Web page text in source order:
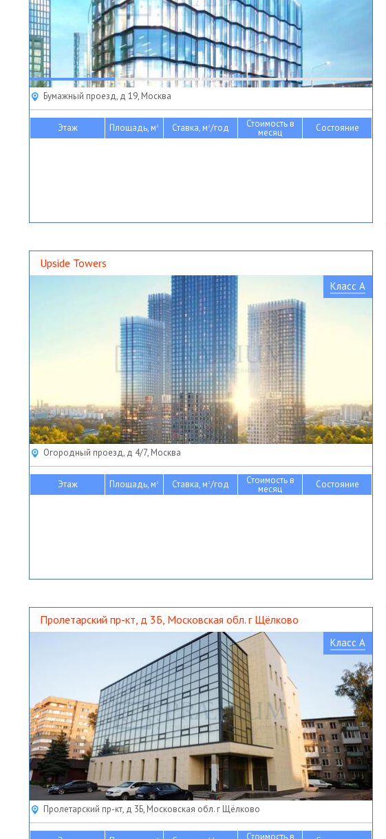
Бумажный проезд, д 19, Москва
Этаж Площадь, м2 Ставка, м2/год Стоимость в
месяц Состояние
Upside Towers
Класс A
Огородный проезд, д 4/7, Москва
Этаж Площадь, м2 Ставка, м2/год Стоимость в
месяц Состояние
Пролетарский пр-кт, д 3Б, Московская обл. г Щёлково
Класс A
Пролетарский пр-кт, д 3Б, Московская обл. г Щёлково
Стоимость в